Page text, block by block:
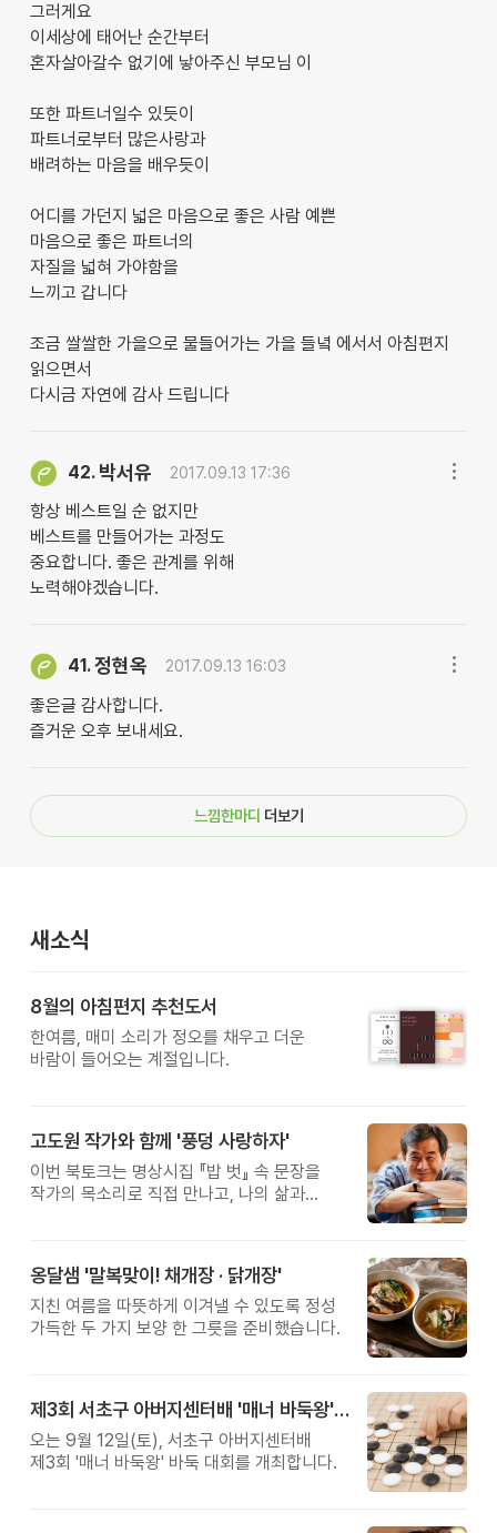
그러게요
이세상에 태어난 순간부터
혼자살아갈수 없기에 낳아주신 부모님 이
또한 파트너일수 있듯이
파트너로부터 많은사랑과
배려하는 마음을 배우듯이
어디를 가던지 넓은 마음으로 좋은 사람 예쁜
마음으로 좋은 파트너의
자질을 넓혀 가야함을
느끼고 갑니다
조금 쌀쌀한 가을으로 물들어가는 가을 들녘 에서서 아침편지
읽으면서
다시금 자연에 감사 드립니다
42. 박서유 2017.09.13 17:36
항상 베스트일 순 없지만
베스트를 만들어가는 과정도
중요합니다. 좋은 관계를 위해
노력해야겠습니다.
41.정현옥 2017.09.13 16:03
좋은글 감사합니다.
즐거운 오후 보내세요.
느낌한마디 더보기
새소식
8월의 아침편지 추천도서
한여름, 매미 소리가 정오를 채우고 더운
바람이 들어오는 계절입니다.
고도원 작가와 함께 '풍덩 사랑하자'
이번 북토크는 명상시집 『밥 벗』 속 문장을
작가의 목소리로 직접 만나고, 나의 삶과
옹달샘 '말복맞이! 채개장 · 닭개장'
지친 여름을 따뜻하게 이겨낼 수 있도록 정성
가득한 두 가지 보양 한 그릇을 준비했습니다.
제3회 서초구 아버지센터배 '매너 바둑왕' 대회
오는 9월 12일(토), 서초구 아버지센터배
제3회 '매너 바둑왕' 바둑 대회를 개최합니다.